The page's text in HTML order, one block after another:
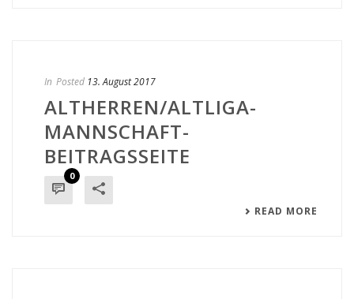
In Posted 13. August 2017
ALTHERREN/ALTLIGA-
MANNSCHAFT-
BEITRAGSSEITE
0
READ MORE